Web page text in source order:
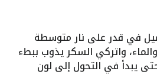
في قدر على نار متوسطة
واتركي السكر يذوب ببطء
يبدأ في التحول إلى لون